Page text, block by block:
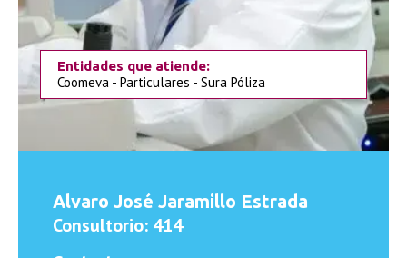
Entidades que atiende:
Coomeva - Particulares - Sura Póliza
Alvaro José Jaramillo Estrada
Consultorio: 414